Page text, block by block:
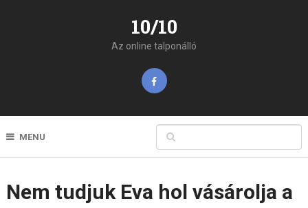
10/10
Az online talponálló
MENU
Nem tudjuk Eva hol vásárolja a